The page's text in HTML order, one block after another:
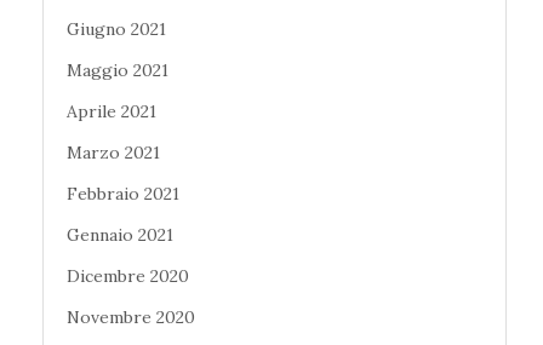
Giugno 2021
Maggio 2021
Aprile 2021
Marzo 2021
Febbraio 2021
Gennaio 2021
Dicembre 2020
Novembre 2020